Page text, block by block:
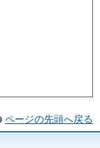
ページの先頭へ戻る